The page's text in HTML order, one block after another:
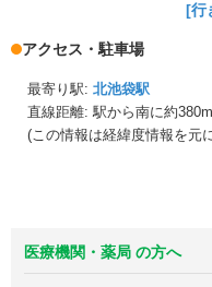
[行
アクセス・駐車場
最寄り駅: 北池袋駅
直線距離: 駅から南に約380m
(この情報は経緯度情報を元
医療機関・薬局 の方へ